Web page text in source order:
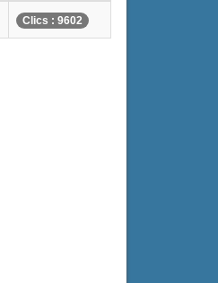
Clics : 9602